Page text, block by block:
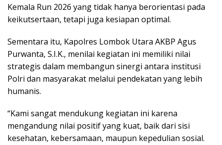
Kemala Run 2026 yang tidak hanya berorientasi pada
keikutsertaan, tetapi juga kesiapan optimal.
Sementara itu, Kapolres Lombok Utara AKBP Agus
Purwanta, S.I.K., menilai kegiatan ini memiliki nilai
strategis dalam membangun sinergi antara institusi
Polri dan masyarakat melalui pendekatan yang lebih
humanis.
“Kami sangat mendukung kegiatan ini karena
mengandung nilai positif yang kuat, baik dari sisi
kesehatan, kebersamaan, maupun kepedulian sosial.